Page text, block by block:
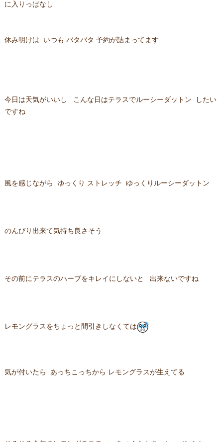
に入りっぱなし
休み明けは いつも バタバタ 予約が詰まってます
今日は天気がいいし こんな日はテラスでルーシーダットン したい
ですね
風を感じながら ゆっくり ストレッチ ゆっくりルーシーダットン
のんびり出来て気持ち良さそう
その前にテラスのハーブをキレイにしないと 出来ないですね
レモングラスをちょっと間引きしなくては
気が付いたら あっちこっちから レモングラスが生えてる